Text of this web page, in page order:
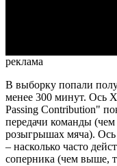
реклама
В выборку попали
менее 300 минут. Ось
Passing Contribution"
передачи команды
розыгрышах мяча).
– насколько часто
соперника (чем выше,